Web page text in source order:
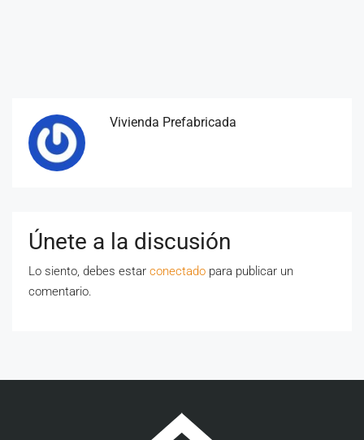
Vivienda Prefabricada
Únete a la discusión
Lo siento, debes estar conectado para publicar un
comentario.